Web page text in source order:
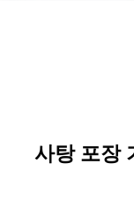
사탕 포장